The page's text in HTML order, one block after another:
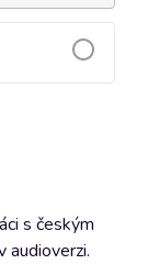
s českým